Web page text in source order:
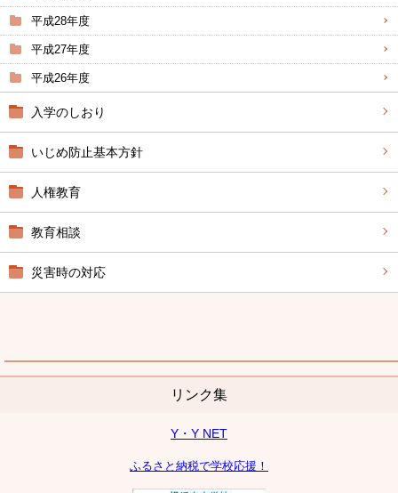
平成28年度
平成27年度
平成26年度
入学のしおり
いじめ防止基本方針
人権教育
教育相談
災害時の対応
リンク集
Y・Y NET
ふるさと納税で学校応援！